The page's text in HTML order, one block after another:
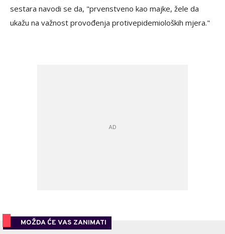
sestara navodi se da, "prvenstveno kao majke, žele da
ukažu na važnost provođenja protivepidemioloških mjera."
MOŽDA ĆE VAS ZANIMATI